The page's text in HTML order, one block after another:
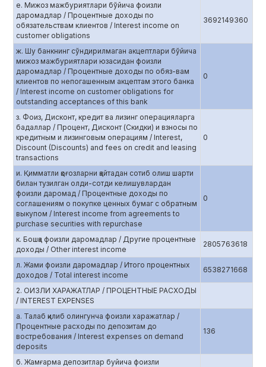
е. Мижоз мажбуриятлари бўйича фоизли
даромадлар / Процентные доходы по
обязательствам клиентов / Interest income on
customer obligations
3692149360
ж. Шу банкнинг сўндирилмаган акцептлари бўйича
мижоз мажбуриятлари юзасидан фоизли
даромадлар / Процентные доходы по обяз-вам
клиентов по непогашенным акцептам этого банка
/ Interest income on customer obligations for
outstanding acceptances of this bank
0
з. Фоиз, Дисконт, кредит ва лизинг операцияларга
бадаллар / Процент, Дисконт (Скидки) и взносы по
кредитным и лизинговым операциям / Interest,
Discount (Discounts) and fees on credit and leasing
transactions
0
и. Қимматли қоғозларни қайтадан сотиб олиш шарти
билан тузилган олди-сотди келишувлардан
фоизли даромад / Процентные доходы по
соглашениям о покупке ценных бумаг с обратным
выкупом / Interest income from agreements to
purchase securities with repurchase
0
к. Бошқа фоизли даромадлар / Другие процентные
доходы / Other interest income
2805763618
л. Жами фоизли даромадлар / Итого процентных
доходов / Total interest income
6538271668
2. ОИЗЛИ ХАРАЖАТЛАР / ПРОЦЕНТНЫЕ РАСХОДЫ
/ INTEREST EXPENSES
а. Талаб қилиб олингунча фоизли харажатлар /
Процентные расходы по депозитам до
востребования / Interest expenses on demand
deposits
136
б. Жамғарма депозитлар буйича фоизли